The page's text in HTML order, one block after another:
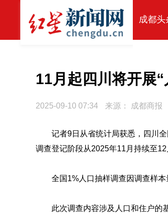
成都头
本地
头条
传真
11月起四川将开展
2025-09-10 07:34 来源： 成都商报
记者9日从省统计局获悉，四川
调查登记阶段从2025年11月持续至
全国1%人口抽样调查因调查样本
此次调查内容涉及人口和住户的